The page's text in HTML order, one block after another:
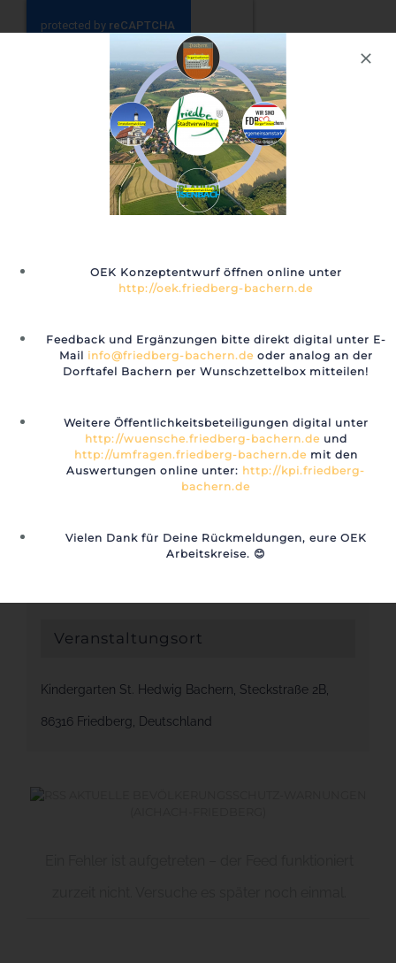
Für unseren Newsletter
📰 Vorschläge OEK
Bachern Wünsche
🚐 Pilot Bürgerbus Ried mit OEK
Bachern (Lebensmittel, Post, Bank, Arzt,
Details
Datum:
Zeit:
Veranstaltungsort
Kindergarten St. Hedwig Bachern, Steckstraße 2B,
86316 Friedberg, Deutschland
OEK Konzeptentwurf öffnen online unter
http://oek.friedberg-bachern.de
Feedback und Ergänzungen bitte direkt digital unter E-
Mail info@friedberg-bachern.deoder analog an der
Dorftafel Bachern per Wunschzettelbox mitteilen!
Weitere Öffentlichkeitsbeteiligungen digital unter
http://wuensche.friedberg-bachern.deund
http://umfragen.friedberg-bachern.de mit den
Auswertungen online unter: http://kpi.friedberg-
bachern.de
Vielen Dank für Deine Rückmeldungen, eure OEK
Arbeitskreise. 😊